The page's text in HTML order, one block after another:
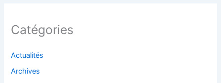
Catégories
Actualités
Archives